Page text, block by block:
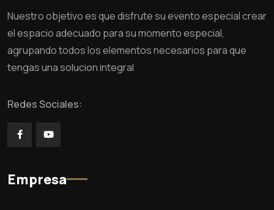
Nuestro objetivo es que disfrute su evento especial crear
el espacio adecuado para su momento especial,
agrupando todos los elementos necesarios para que
tengas una solucion integral
Redes Sociales:
Empresa